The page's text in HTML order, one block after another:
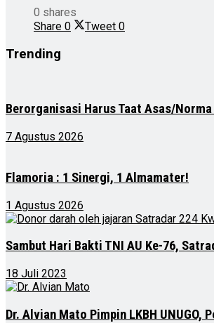
0 shares
Share 0 Tweet 0
Trending
Berorganisasi Harus Taat Asas/
7 Agustus 2026
Flamoria : 1 Sinergi, 1 Almamater!
1 Agustus 2026
Sambut Hari Bakti TNI AU Ke-76,
18 Juli 2023
Dr. Alvian Mato Pimpin LKBH